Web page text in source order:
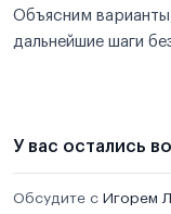
Объясним
дальнейшие шаги
У вас остались
Обсудите с Игорем